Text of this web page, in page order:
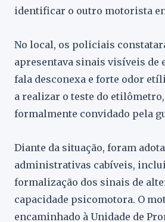
identificar o outro motorista
No local, os policiais
apresentava sinais visíveis de
fala desconexa e forte odor
a realizar o teste do
formalmente convidado pela
Diante da situação, foram
administrativas cabíveis,
formalização dos sinais de
capacidade psicomotora. O
encaminhado à Unidade de